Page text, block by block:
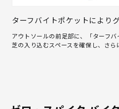
ターフバイトポケットにより
アウトソールの前足部に、「ターフバ
芝の入り込むスペースを確保し、さら